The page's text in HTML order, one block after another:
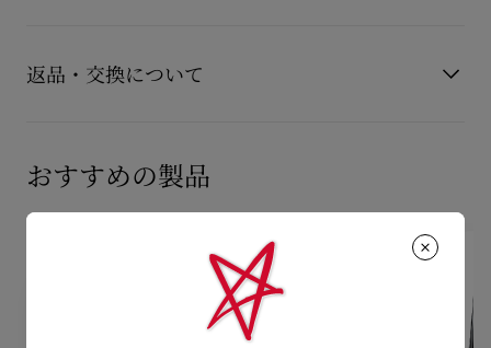
■レベンヌ オードゥパルファン
もっと読む
15,000円(税込)以上のご注文は、送料無料でお届けいたしま
す。
通常1-2営業日以内にヤマト運輸にて発送いたします。
※なお、一部の地域や天候不良、決済確認等により発送が遅延す
る場合がございます。ご了承ください。
詳しい配送に関する情報は下記よりご確認くださいませ。
配送について
返品・交換について
詳しい返品・交換に関する情報は下記よりご確認くださいま
おすすめの製品